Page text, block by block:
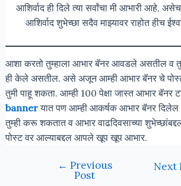
आशिर्वाद ही दिले त्या सर्वांचा मी आभारी आहे,
आशिर्वाद शुभेच्छा सदैव माझ्यावर राहोत हीच
आशा करतो तुम्हाला आभार बॅनर आवडले असतील व
ही केले असतील. असे अजून आम्ही आभार बॅनर चे
तुमी पाहू शकता. आम्ही 100 पेक्षा जास्त आभार
bannerयात पण आम्ही आकर्षक आभार बॅनर दिलेल
तुम्ही करू शकतात व आभार वाढदिवसाच्या
पोस्ट वर आल्याबद्दल आपले खूप खूप आभार.
← Previous
Post
Next